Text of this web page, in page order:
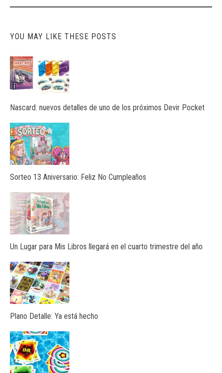
YOU MAY LIKE THESE POSTS
Nascard: nuevos detalles de uno de los próximos Devir Pocket
Sorteo 13 Aniversario: Feliz No Cumpleaños
Un Lugar para Mis Libros llegará en el cuarto trimestre del año
Plano Detalle: Ya está hecho